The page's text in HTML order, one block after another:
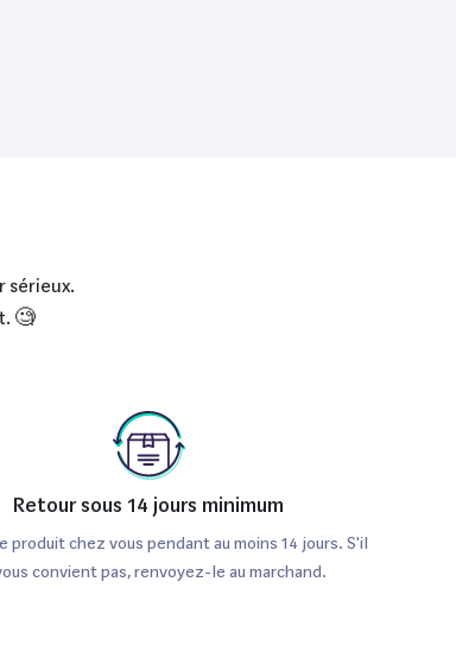
sérieux.
🧐
Retour sous 14 jours minimum
produit chez vous pendant au moins 14 jours. S'il
convient pas, renvoyez-le au marchand.